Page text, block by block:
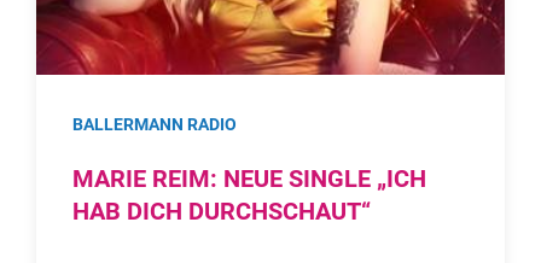
BALLERMANN RADIO
MARIE REIM: NEUE SINGLE „ICH
HAB DICH DURCHSCHAUT“